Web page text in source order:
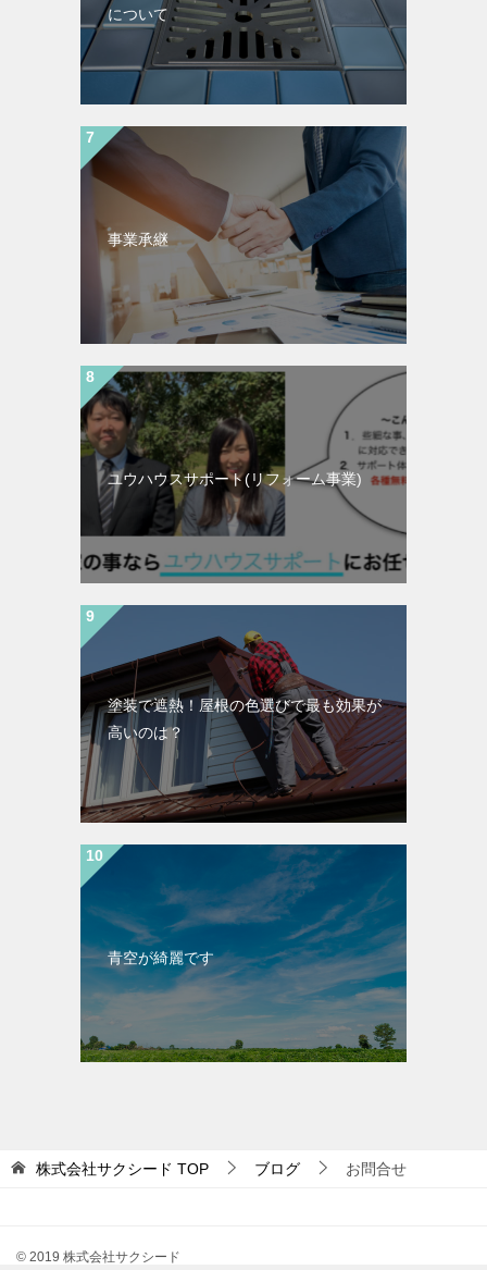
について
事業承継
ユウハウスサポート(リフォーム事業)
塗装で遮熱！屋根の色選びで最も効果が
高いのは？
青空が綺麗です
株式会社サクシード TOP ブログ お問合せ
© 2019 株式会社サクシード